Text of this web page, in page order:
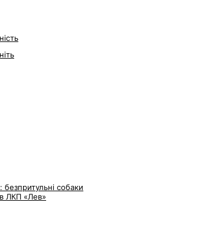
собаки
ЛКП «Лев»